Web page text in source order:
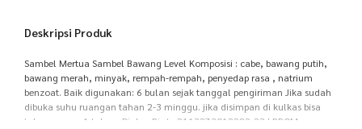
Deskripsi Produk
Sambel Mertua Sambel Bawang Level Komposisi : cabe, bawang putih,
bawang merah, minyak, rempah-rempah, penyedap rasa , natrium
benzoat. Baik digunakan: 6 bulan sejak tanggal pengiriman Jika sudah
dibuka suhu ruangan tahan 2-3 minggu. jika disimpan di kulkas bisa
tahan sampe 1 tahun. Dinkes Pir-t : 2113273012282-23 LPPOM :